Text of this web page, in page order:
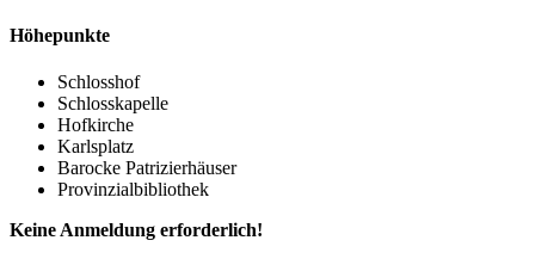
Höhepunkte
Schlosshof
Schlosskapelle
Hofkirche
Karlsplatz
Barocke Patrizierhäuser
Provinzialbibliothek
Keine Anmeldung erforderlich!